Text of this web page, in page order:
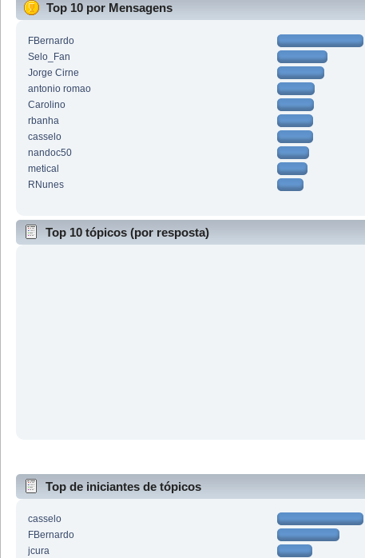
Top 10 por Mensagens
FBernardo
Selo_Fan
Jorge Cirne
antonio romao
Carolino
rbanha
casselo
nandoc50
metical
RNunes
Top 10 tópicos (por resposta)
Top de iniciantes de tópicos
casselo
FBernardo
jcura